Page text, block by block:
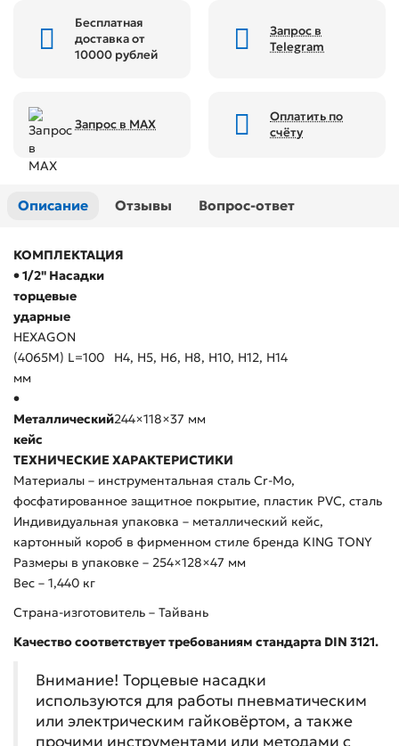
Бесплатная
доставка от
10000 рублей
Запрос в
Telegram
Запрос в MAX
Оплатить по
счёту
Описание Отзывы Вопрос-ответ
КОМПЛЕКТАЦИЯ
• 1/2" Насадки
торцевые
ударные
HEXAGON
(4065M) L=100
мм
H4, H5, H6, H8, H10, H12, H14
•
Металлический
кейс
244×118×37 мм
ТЕХНИЧЕСКИЕ ХАРАКТЕРИСТИКИ
Материалы – инструментальная сталь Cr-Mo,
фосфатированное защитное покрытие, пластик PVC, сталь
Индивидуальная упаковка – металлический кейс,
картонный короб в фирменном стиле бренда KING TONY
Размеры в упаковке – 254×128×47 мм
Вес – 1,440 кг
Страна-изготовитель – Тайвань
Качество соответствует требованиям стандарта DIN 3121.
Внимание! Торцевые насадки
используются для работы пневматическим
или электрическим гайковёртом, а также
прочими инструментами или методами с